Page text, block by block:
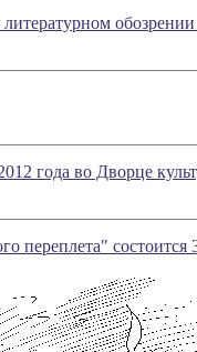
года во Дворце
переплета" состоится